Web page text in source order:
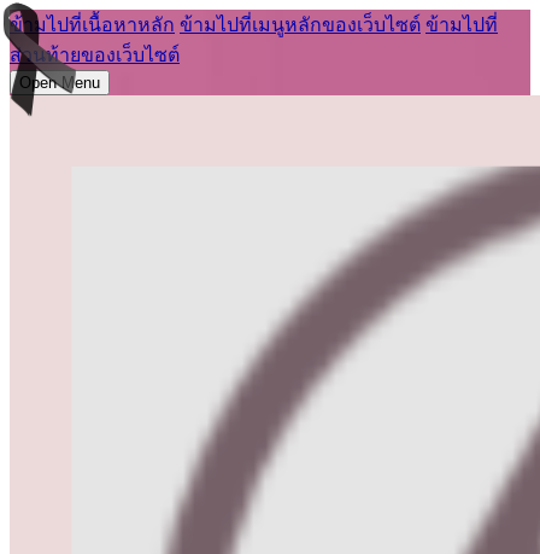
ข้ามไปที่เนื้อหาหลัก ข้ามไปที่เมนูหลักของเว็บไซต์ ข้ามไปที่
ส่วนท้ายของเว็บไซต์
Open Menu